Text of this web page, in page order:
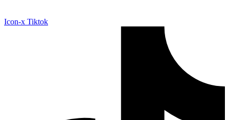
Icon-x Tiktok